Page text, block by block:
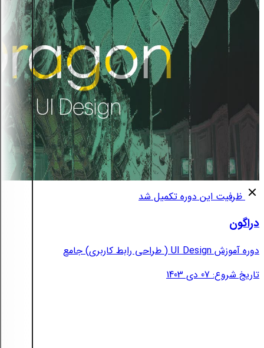
ظرفیت این دوره تکمیل شد
دراگون
دوره آموزش UI Design ( طراحی رابط کاربری) جامع
تاریخ شروع: 07 دی 1403